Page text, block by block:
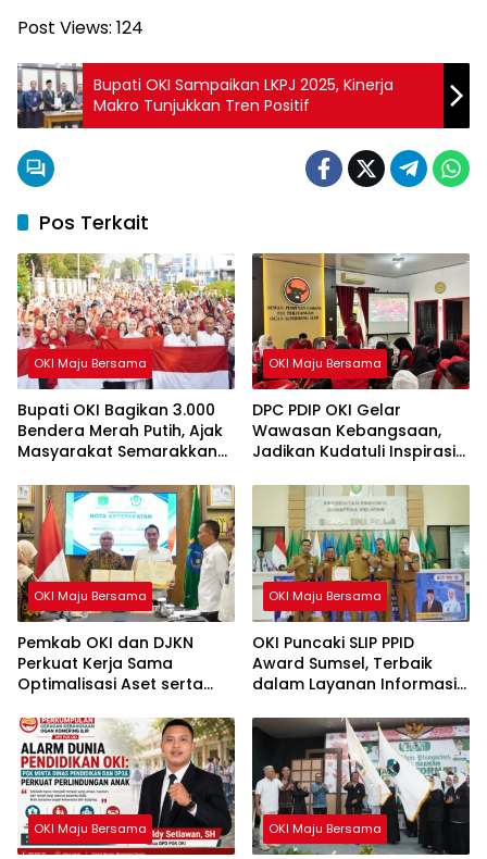
Post Views: 124
Bupati OKI Sampaikan LKPJ 2025, Kinerja
Makro Tunjukkan Tren Positif
Pos Terkait
OKI Maju Bersama
Bupati OKI Bagikan 3.000
Bendera Merah Putih, Ajak
Masyarakat Semarakkan
OKI Maju Bersama
DPC PDIP OKI Gelar
Wawasan Kebangsaan,
Jadikan Kudatuli Inspirasi
OKI Maju Bersama
Pemkab OKI dan DJKN
Perkuat Kerja Sama
Optimalisasi Aset serta
OKI Maju Bersama
OKI Puncaki SLIP PPID
Award Sumsel, Terbaik
dalam Layanan Informasi
OKI Maju Bersama OKI Maju Bersama